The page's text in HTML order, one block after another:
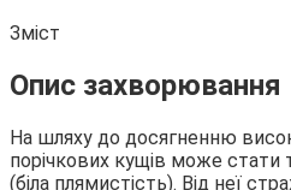
Зміст
Опис захворювання
На шляху до досягненню
порічкових кущів може стати
(біла плямистість). Від неї